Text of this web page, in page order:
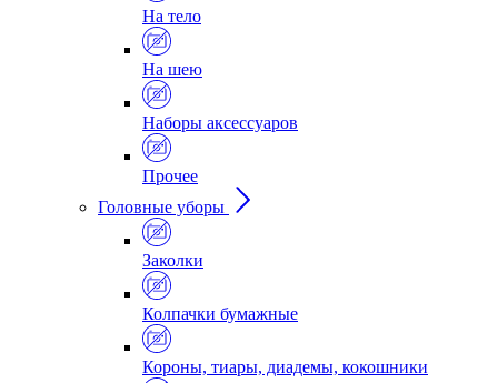
На тело
На шею
Наборы аксессуаров
Прочее
Головные уборы
Заколки
Колпачки бумажные
Короны, тиары, диадемы, кокошники